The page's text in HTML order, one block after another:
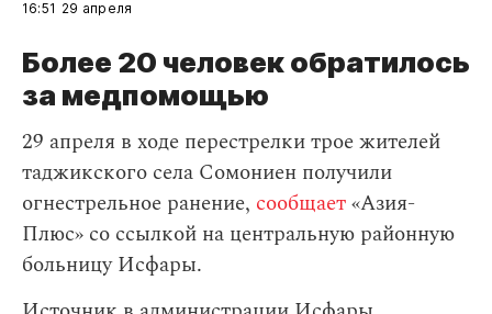
16:51 29 апреля
Более 20 человек обратилось
за медпомощью
29 апреля в ходе перестрелки трое жителей
таджикского села Сомониен получили
огнестрельное ранение, сообщает«Азия-
Плюс» со ссылкой на центральную районную
больницу Исфары.